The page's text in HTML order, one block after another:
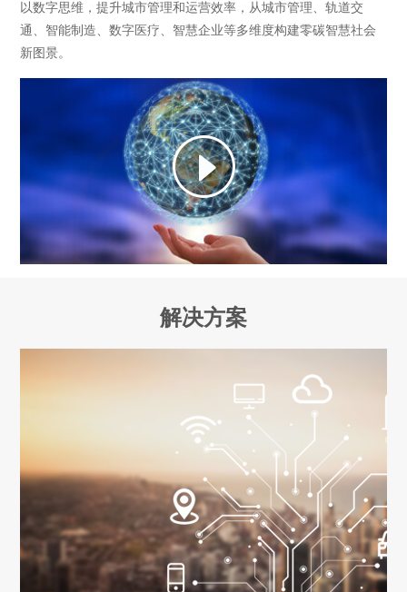
以数字思维，提升城市管理和运营效率，从城市管理、轨道交
通、智能制造、数字医疗、智慧企业等多维度构建零碳智慧社会
新图景。
解决方案